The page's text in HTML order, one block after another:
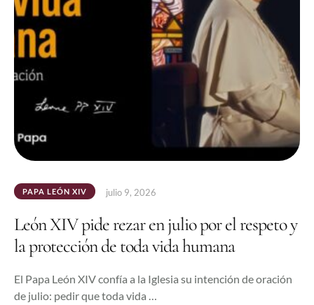
PAPA LEÓN XIV julio 9, 2026
León XIV pide rezar en julio por el respeto y
la protección de toda vida humana
El Papa León XIV confía a la Iglesia su intención de oración
de julio: pedir que toda vida …